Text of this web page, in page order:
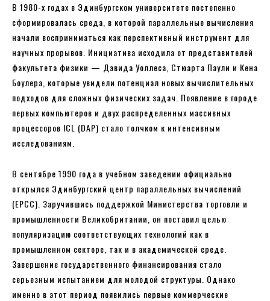
В 1980-х годах в Эдинбургском университете постепенно
сформировалась среда, в которой параллельные вычисления
начали восприниматься как перспективный инструмент для
научных прорывов. Инициатива исходила от представителей
факультета физики — Дэвида Уоллеса, Стюарта Паули и Кена
Боулера, которые увидели потенциал новых вычислительных
подходов для сложных физических задач. Появление в городе
первых компьютеров и двух распределенных массивных
процессоров ICL (DAP) стало толчком к интенсивным
исследованиям.
В сентябре 1990 года в учебном заведении официально
открылся Эдинбургский центр параллельных вычислений
(EPCC). Заручившись поддержкой Министерства торговли и
промышленности Великобритании, он поставил целью
популяризацию соответствующих технологий как в
промышленном секторе, так и в академической среде.
Завершение государственного финансирования стало
серьезным испытанием для молодой структуры. Однако
именно в этот период появились первые коммерческие